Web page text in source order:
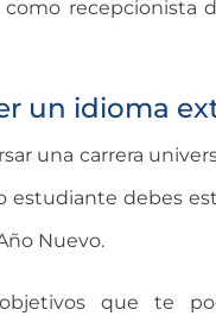
recepcionista
un idioma
una carrera
estudiante debes
Nuevo.
que te